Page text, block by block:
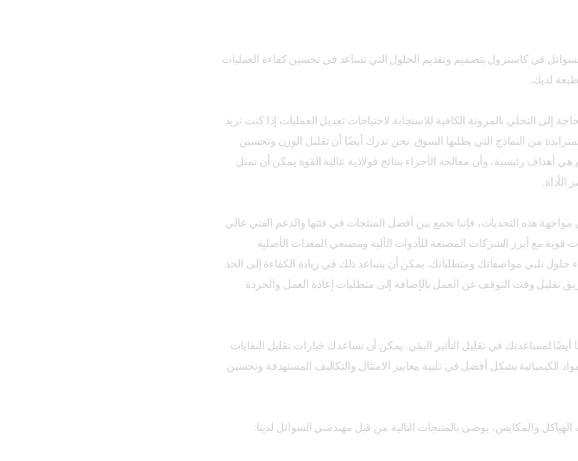
في كاسترول بتصميم وتقديم الحلول التي تساعد في تحسين كفاءة العمليات
لديك.
إلى التحلي بالمرونة الكافية للاستجابة لاحتياجات تعديل العمليات إذا كنت تريد
من النماذج التي يطلبها السوق. نحن ندرك أيضًا أن تقليل الوزن وتحسين
هي أهداف رئيسية، وأن معالجة الأجزاء بنتائج فولاذية عالية القوة يمكن أن تمثل
الأداة.
هذه التحديات، فإننا نجمع بين أفضل المنتجات في فئتها والدعم الفني عالي
قوية مع أبرز الشركات المصنعة للأدوات الآلية ومصنعي المعدات الأصلية
حلول تلبي مواصفاتك ومتطلباتك. يمكن أن يساعد ذلك في زيادة الكفاءة إلى الحد
تقليل وقت التوقف عن العمل بالإضافة إلى متطلبات إعادة العمل والخردة
أيضًا لمساعدتك في تقليل التأثير البيئي. يمكن أن تساعدك خيارات تقليل النفايات
الكيميائية بشكل أفضل في تلبية معايير الامتثال والتكاليف المستهدفة وتحسين
الهياكل والمكابس، يوصى بالمنتجات التالية من قبل مهندسي السوائل لدينا: